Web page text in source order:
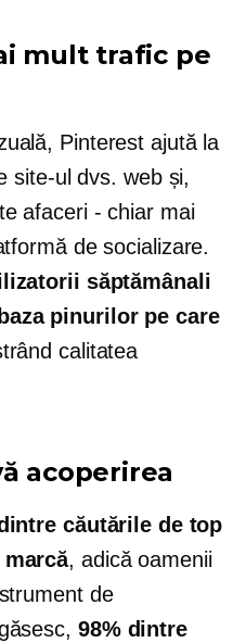
mult trafic pe
Pinterest ajută la
site-ul dvs. web și,
afaceri - chiar mai
de socializare.
săptămânali
pinurilor pe care
calitatea
acoperirea
căutările de top
, adică oamenii
de
98% dintre